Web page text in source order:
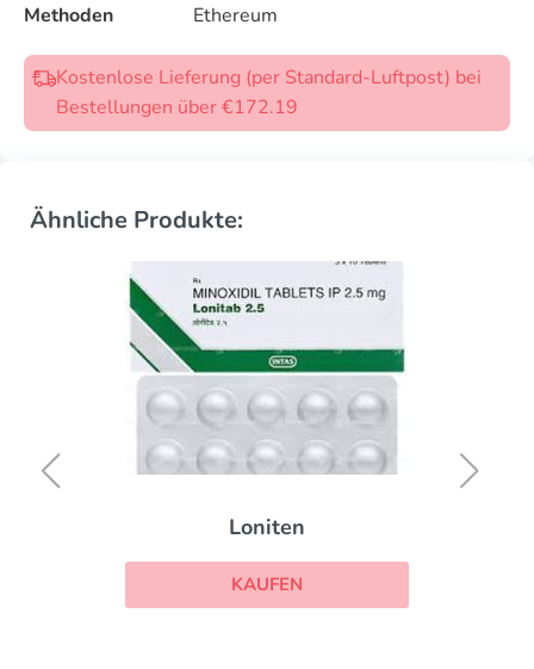
Methoden
Ethereum
Kostenlose Lieferung (per Standard-Luftpost) bei
Bestellungen über €172.19
Ähnliche Produkte:
Loniten
KAUFEN